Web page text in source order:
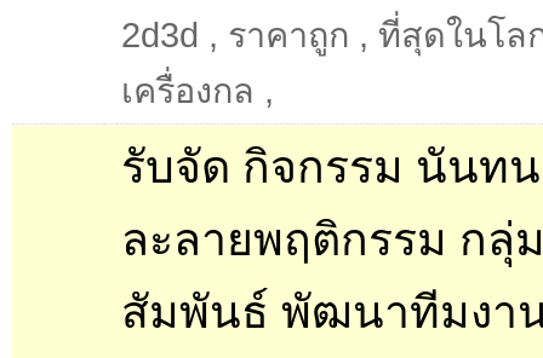
2d3d , ราคาถูก , ที่สุดในโล
เครื่องกล ,
รับจัด กิจกรรม นันท
ละลายพฤติกรรม กลุ่
สัมพันธ์ พัฒนาทีมงา